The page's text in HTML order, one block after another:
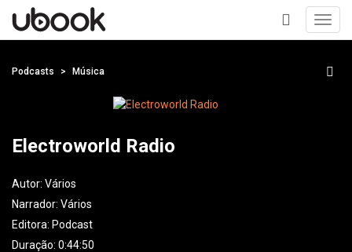
+
Podcasts Música
Electroworld Radio
Autor: Vários
Narrador: Vários
Editora: Podcast
Duração: 0:44:50